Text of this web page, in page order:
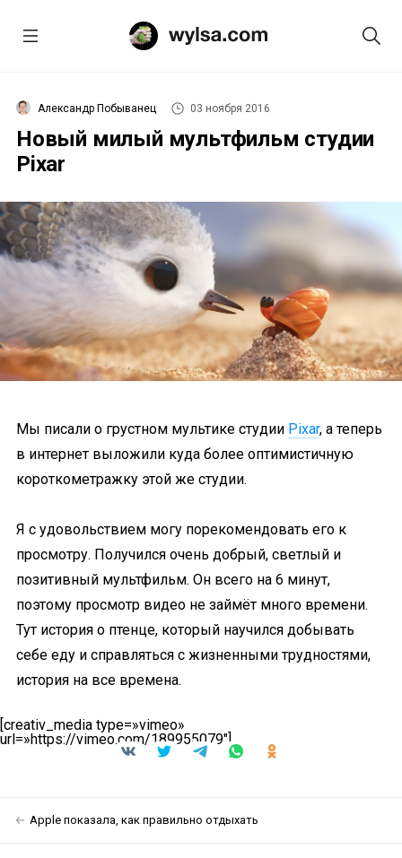
Александр Побыванец 03 ноября 2016
Новый милый мультфильм студии
Pixar
Мы писали о грустном мультике студии Pixar, а теперь
в интернет выложили куда более оптимистичную
короткометражку этой же студии.
Я с удовольствием могу порекомендовать его к
просмотру. Получился очень добрый, светлый и
позитивный мультфильм. Он всего на 6 минут,
поэтому просмотр видео не займёт много времени.
Тут история о птенце, который научился добывать
себе еду и справляться с жизненными трудностями,
история на все времена.
[creativ_media type=»vimeo»
url=»https://vimeo.com/189955079″]
Apple показала, как правильно отдыхать